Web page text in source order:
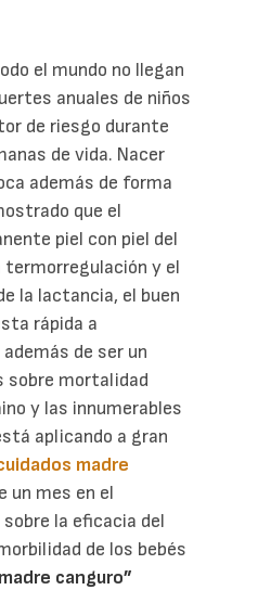
el mundo no llegan
anuales de niños
de riesgo durante
de vida. Nacer
además de forma
que el
piel con piel del
termorregulación y el
la lactancia, el buen
rápida a
de ser un
sobre mortalidad
y las innumerables
aplicando a gran
madre
un mes en el
la eficacia del
de los bebés
canguro”